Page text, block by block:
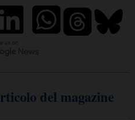
del magazine